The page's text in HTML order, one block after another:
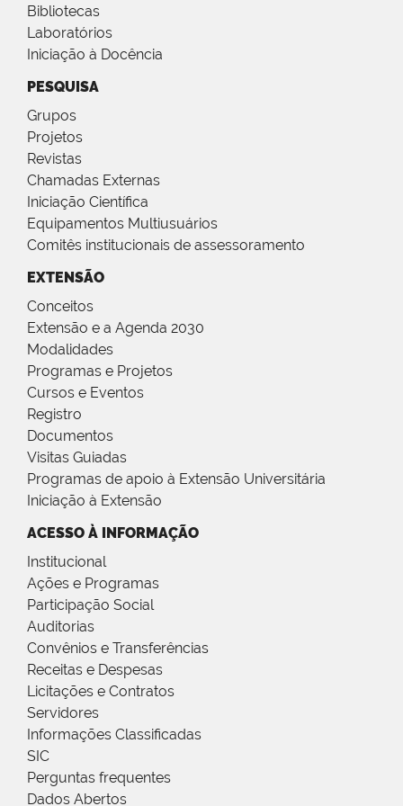
Bibliotecas
Laboratórios
Iniciação à Docência
PESQUISA
Grupos
Projetos
Revistas
Chamadas Externas
Iniciação Científica
Equipamentos Multiusuários
Comitês institucionais de assessoramento
EXTENSÃO
Conceitos
Extensão e a Agenda 2030
Modalidades
Programas e Projetos
Cursos e Eventos
Registro
Documentos
Visitas Guiadas
Programas de apoio à Extensão Universitária
Iniciação à Extensão
ACESSO À INFORMAÇÃO
Institucional
Ações e Programas
Participação Social
Auditorias
Convênios e Transferências
Receitas e Despesas
Licitações e Contratos
Servidores
Informações Classificadas
SIC
Perguntas frequentes
Dados Abertos